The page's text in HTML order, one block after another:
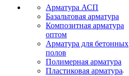
Арматура АСП
Базальтовая арматура
Композитная арматура
оптом
Арматура для бетонных
полов
Полимерная арматура
Пластиковая арматура